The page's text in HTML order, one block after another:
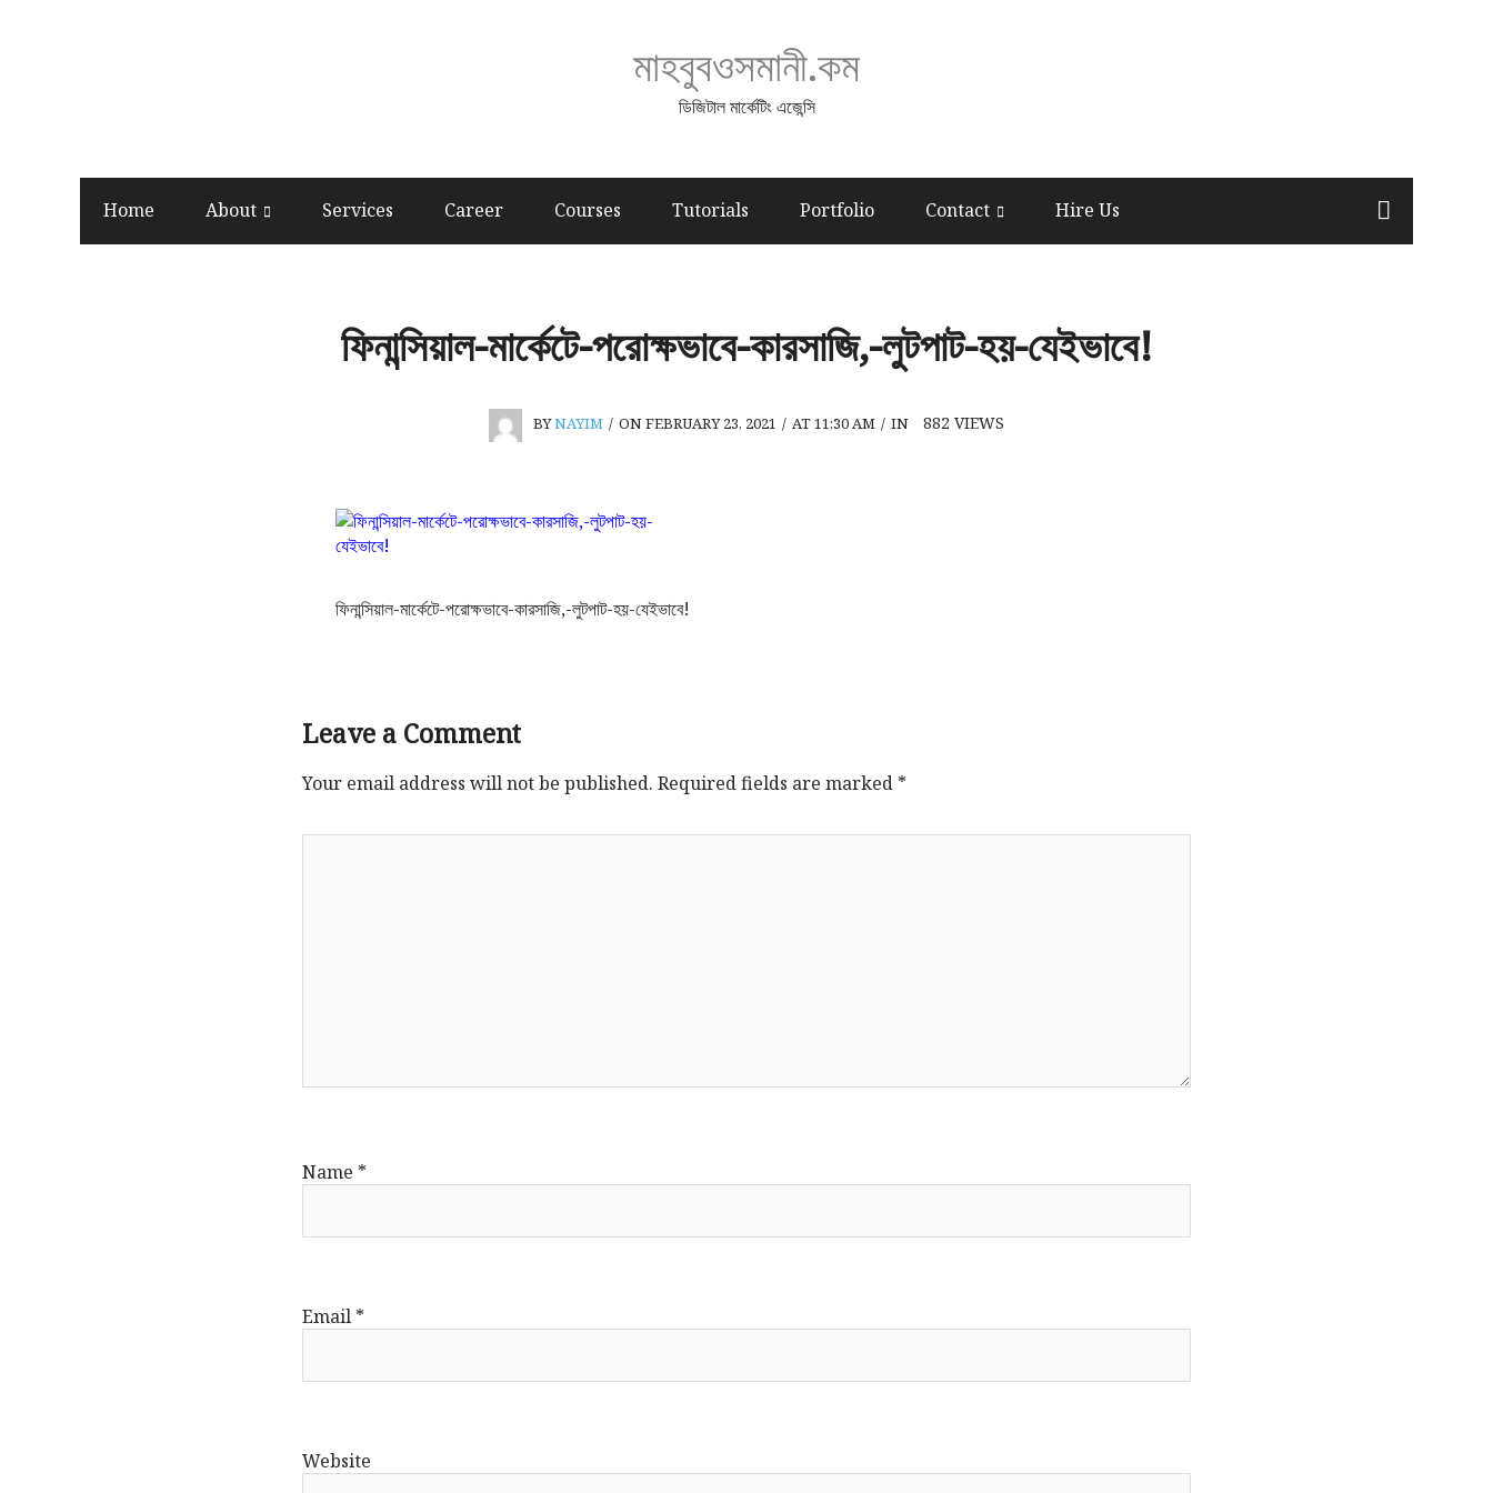
মাহবুবওসমানী.কম
ডিজিটাল মার্কেটিং এজেন্সি
Home About Services Career Courses Tutorials Portfolio Contact Hire Us
ফিনান্সিয়াল-মার্কেটে-পরোক্ষভাবে-কারসাজি,-লুটপাট-হয়-যেইভাবে!
BYNAYIM / ON FEBRUARY 23, 2021 / AT 11:30 AM / IN 882 VIEWS
ফিনান্সিয়াল-মার্কেটে-পরোক্ষভাবে-কারসাজি,-লুটপাট-হয়-যেইভাবে!
Leave a Comment
Your email address will not be published. Required fields are marked *
Name *
Email *
Website